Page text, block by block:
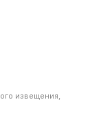
извещения,